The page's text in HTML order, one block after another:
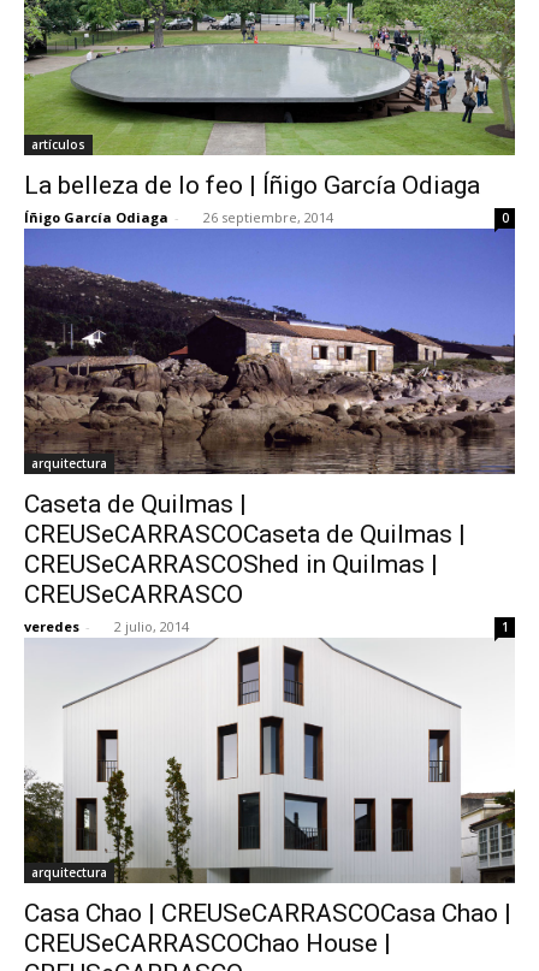
artículos
La belleza de lo feo | Íñigo García Odiaga
Íñigo García Odiaga - 26 septiembre, 2014 0
arquitectura
Caseta de Quilmas |
CREUSeCARRASCOCaseta de Quilmas |
CREUSeCARRASCOShed in Quilmas |
CREUSeCARRASCO
veredes - 2 julio, 2014 1
arquitectura
Casa Chao | CREUSeCARRASCOCasa Chao |
CREUSeCARRASCOChao House |